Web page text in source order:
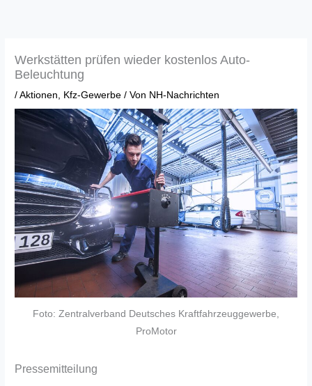
Werkstätten prüfen wieder kostenlos Auto-
Beleuchtung
/Aktionen, Kfz-Gewerbe / Von NH-Nachrichten
Foto: Zentralverband Deutsches Kraftfahrzeuggewerbe,
ProMotor
Pressemitteilung